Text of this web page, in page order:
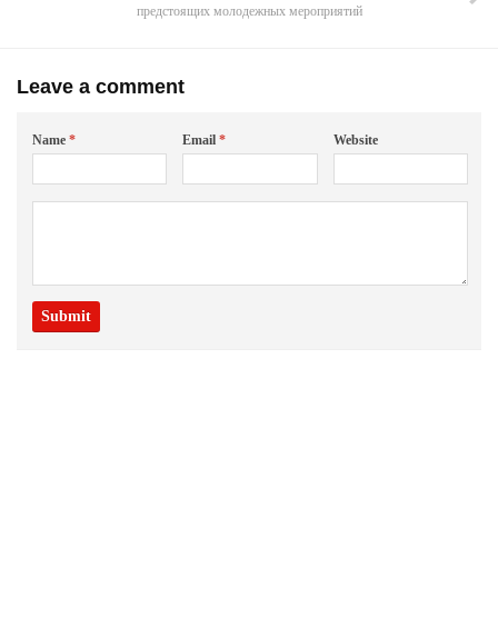
предстоящих молодежных мероприятий
Leave a comment
Name * Email* Website